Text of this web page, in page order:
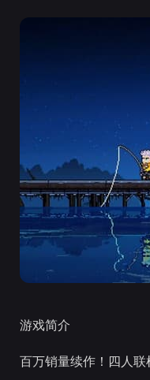
游戏简介
百万销量续作！四人